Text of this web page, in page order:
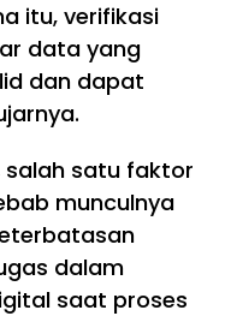
itu, verifikasi
data yang
dan dapat
salah satu faktor
munculnya
dalam
saat proses